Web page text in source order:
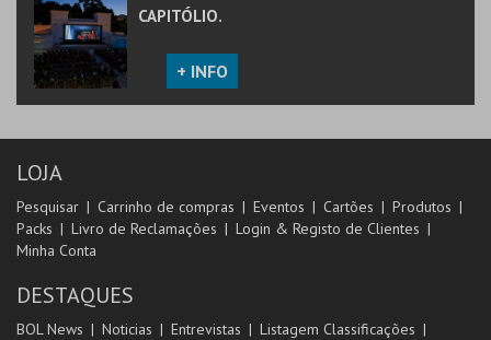
CAPITÓLIO.
+ INFO
LOJA
Pesquisar Carrinho de compras Eventos Cartões
Produtos
Packs
Livro de Reclamações
Login & Registo de Clientes
Minha Conta
DESTAQUES
BOL News Noticias Entrevistas
Listagem Classificações